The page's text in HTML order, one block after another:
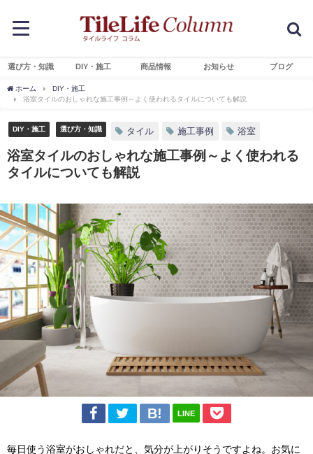
選び方・知識 DIY・施工 商品情報 お知らせ ブログ
ホーム
DIY・施工
浴室タイルのおしゃれな施工事例～よく使われるタイルについても解説
DIY・施工 選び方・知識 タイル 施工事例 浴室
浴室タイルのおしゃれな施工事例～よく使われる
タイルについても解説
LINE
毎日使う浴室がおしゃれだと、気分が上がりそうですよね。お気に